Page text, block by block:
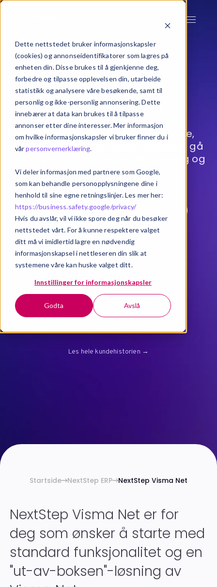
Dette nettstedet bruker informasjonskapsler
(cookies) og annonseidentifikatorer som lagres på
enheten din. Disse brukes til å gjenkjenne deg,
forbedre og tilpasse opplevelsen din, utarbeide
statistikk og analysere våre besøkende, samt til
personlig og ikke-personlig annonsering. Dette
innebærer at data kan brukes til å tilpasse
annonser etter dine interesser. Mer informasjon
om hvilke informasjonskapsler vi bruker finner du i
vårpersonvernerklæring.
Vi deler informasjon med partnere som Google,
som kan behandle personopplysningene dine i
henhold til sine egne retningslinjer. Les mer her:
https://business.safety.google/privacy/
Hvis du avslår, vil vi ikke spore deg når du besøker
nettstedet vårt. For å kunne respektere valget
ditt må vi imidlertid lagre en nødvendig
informasjonskapsel i nettleseren din slik at
systemene våre kan huske valget ditt.
Innstillinger for informasjonskapsler
Godta Avslå
NextStep Visma Net
NextStep Visma Net gjør det enklere,
raskere og mer kostnadseffektivt å gå
fra dagens jordbaserte ERP-løsning og
opp i skyen, til Visma Net.
Book en gratis workshop
"Den tiden vi vinner på å
ha bedre systemer,
øker lønnsomheten vår"
Mette Arntzen Bjerke
konsept- og digitaliserings-
Les hele kundehistorien →
Startside NextStep ERP NextStep Visma Net
NextStep Visma Net er for
deg som ønsker å starte med
standard funksjonalitet og en
"ut-av-boksen"-løsning av